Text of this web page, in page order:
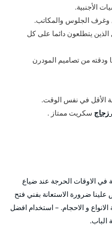
الأجنبية.
وغرف الجلوس والمكاتب.
يتطلعون دائما على كل
ودقته من تصاميم المودرن
الأقل في نفس الوقت.
زجاج سكريت ممتاز .
في الاوقات الحرجة عند ضياع
ضرورة الاستعانة بفني فتح
و الاحجام. – استخدام افضل
الباب.